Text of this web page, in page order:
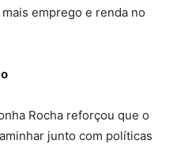
emprego e renda no
Rocha reforçou que o
junto com políticas